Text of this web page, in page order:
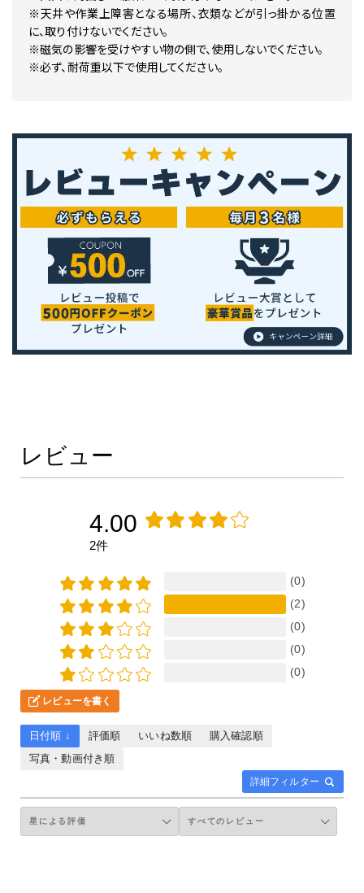
※天井や作業上障害となる場所、衣類などが引っ掛かる位置
に、取り付けないでください。
※磁気の影響を受けやすい物の側で、使用しないでください。
※必ず、耐荷重以下で使用してください。
レビュー
4.00
2件
(0)
(2)
(0)
(0)
(0)
レビューを書く
詳細フィルター
日付順 ↓ 評価順 いいね数順
購入確認順
写真・動画付き順